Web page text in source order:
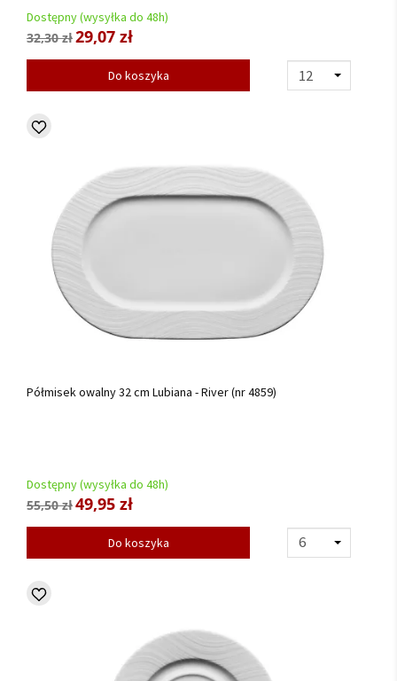
Dostępny (wysyłka do 48h)
32,30 zł29,07 zł
Do koszyka
Półmisek owalny 32 cm Lubiana - River (nr 4859)
Dostępny (wysyłka do 48h)
55,50 zł49,95 zł
Do koszyka